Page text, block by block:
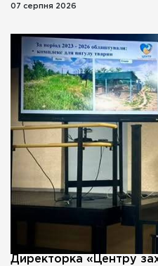
07 серпня 2026
Директорка «Центру